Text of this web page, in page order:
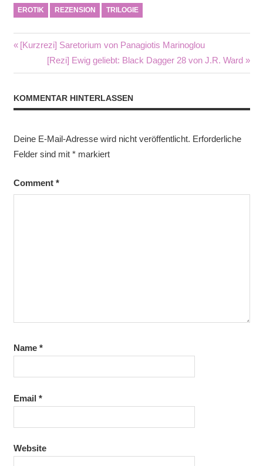
EROTIK REZENSION TRILOGIE
Beitragsnavigation
Vorheriger
Beitrag:
[Kurzrezi] Saretorium von Panagiotis Marinoglou
Nächster
Beitrag:
[Rezi] Ewig geliebt: Black Dagger 28 von J.R. Ward
KOMMENTAR HINTERLASSEN
Deine E-Mail-Adresse wird nicht veröffentlicht. Erforderliche
Felder sind mit *markiert
Comment*
Name*
Email *
Website